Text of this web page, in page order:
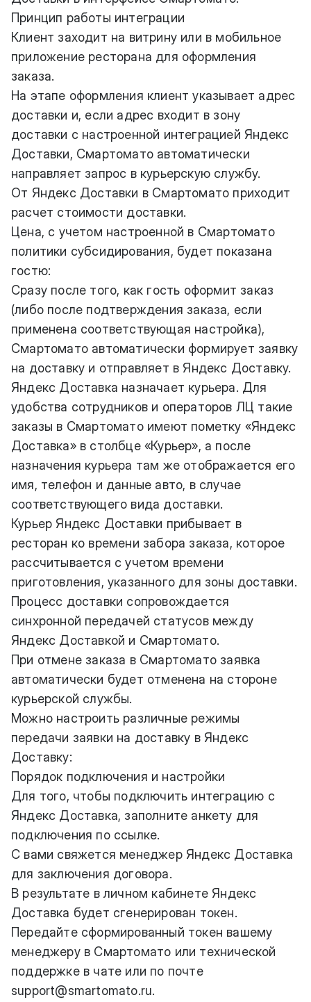
Принцип работы интеграции
Клиент заходит на витрину или в мобильное
приложение ресторана для оформления
заказа.
На этапе оформления клиент указывает адрес
доставки и, если адрес входит в зону
доставки с настроенной интеграцией Яндекс
Доставки, Смартомато автоматически
направляет запрос в курьерскую службу.
От Яндекс Доставки в Смартомато приходит
расчет стоимости доставки.
Цена, с учетом настроенной в Смартомато
политики субсидирования, будет показана
гостю:
Сразу после того, как гость оформит заказ
(либо после подтверждения заказа, если
применена соответствующая настройка),
Смартомато автоматически формирует заявку
на доставку и отправляет в Яндекс Доставку.
Яндекс Доставка назначает курьера. Для
удобства сотрудников и операторов ЛЦ такие
заказы в Смартомато имеют пометку «Яндекс
Доставка» в столбце «Курьер», а после
назначения курьера там же отображается его
имя, телефон и данные авто, в случае
соответствующего вида доставки.
Курьер Яндекс Доставки прибывает в
ресторан ко времени забора заказа, которое
рассчитывается с учетом времени
приготовления, указанного для зоны доставки.
Процесс доставки сопровождается
синхронной передачей статусов между
Яндекс Доставкой и Смартомато.
При отмене заказа в Смартомато заявка
автоматически будет отменена на стороне
курьерской службы.
Можно настроить различные режимы
передачи заявки на доставку в Яндекс
Доставку:
Порядок подключения и настройки
Для того, чтобы подключить интеграцию с
Яндекс Доставка, заполните анкету для
подключения по ссылке.
С вами свяжется менеджер Яндекс Доставка
для заключения договора.
В результате в личном кабинете Яндекс
Доставка будет сгенерирован токен.
Передайте сформированный токен вашему
менеджеру в Смартомато или технической
поддержке в чате или по почте
support@smartomato.ru.